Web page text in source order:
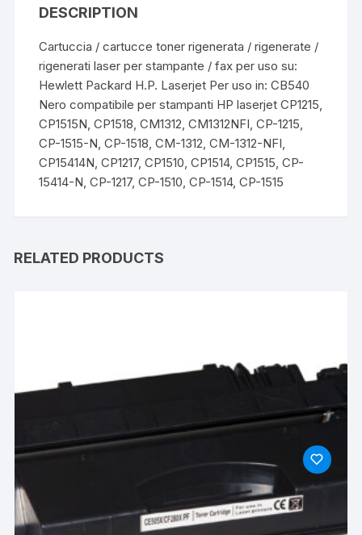
DESCRIPTION
Cartuccia / cartucce toner rigenerata / rigenerate /
rigenerati laser per stampante / fax per uso su:
Hewlett Packard H.P. Laserjet Per uso in: CB540
Nero compatibile per stampanti HP laserjet CP1215,
CP1515N, CP1518, CM1312, CM1312NFI, CP-1215,
CP-1515-N, CP-1518, CM-1312, CM-1312-NFI,
CP15414N, CP1217, CP1510, CP1514, CP1515, CP-
15414-N, CP-1217, CP-1510, CP-1514, CP-1515
RELATED PRODUCTS